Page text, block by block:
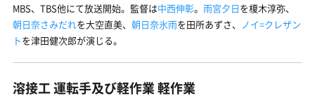
MBS、TBS他にて放送開始。監督は中西伸彰。 雨宮夕日を榎木淳弥、
朝日奈さみだれを大空直美、 朝日奈氷雨を田所あずさ、
ノイ=クレザン
トを津田健次郎が演じる。
溶接工 運転手及び軽作業 軽作業